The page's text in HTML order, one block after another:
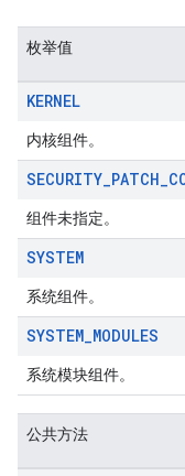
枚举值
KERNEL
内核组件。
SECURITY_PATCH_
组件未指定。
SYSTEM
系统组件。
SYSTEM_MODULES
系统模块组件。
公共方法